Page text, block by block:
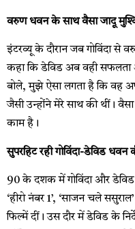
वरुण धवन के साथ वैसा जादू
इंटरव्यू के दौरान जब गोविंदा से
कहा कि डेविड अब वही सफलता
बोले, मुझे ऐसा लगता है कि वह
जैसी उन्होंने मेरे साथ की थीं।
काम है।
सुपरहिट रही गोविंदा-डेविड धवन
90 के दशक में गोविंदा और डेविड
‘हीरो नंबर 1’, ‘साजन चले
फिल्में दीं। उस दौर में डेविड के